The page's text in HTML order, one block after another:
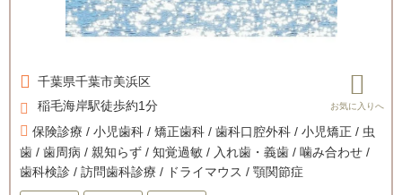
千葉県千葉市美浜区
稲毛海岸駅徒歩約1分
保険診療 / 小児歯科 / 矯正歯科 / 歯科口腔外科 / 小児矯正 / 虫
歯 / 歯周病 / 親知らず / 知覚過敏 / 入れ歯・義歯 / 噛み合わせ /
歯科検診 / 訪問歯科診療 / ドライマウス / 顎関節症